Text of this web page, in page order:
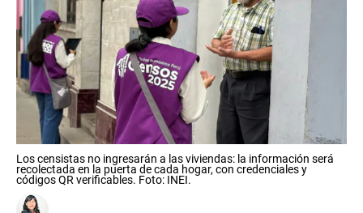
Los censistas no ingresarán a las viviendas: la información será
recolectada en la puerta de cada hogar, con credenciales y
códigos QR verificables. Foto: INEI.